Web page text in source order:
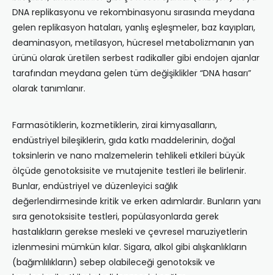
DNA replikasyonu ve rekombinasyonu sırasında meydana
gelen replikasyon hataları, yanlış eşleşmeler, baz kayıpları,
deaminasyon, metilasyon, hücresel metabolizmanın yan
ürünü olarak üretilen serbest radikaller gibi endojen ajanlar
tarafından meydana gelen tüm değişiklikler “DNA hasarı”
olarak tanımlanır.
Farmasötiklerin, kozmetiklerin, zirai kimyasalların,
endüstriyel bileşiklerin, gıda katkı maddelerinin, doğal
toksinlerin ve nano malzemelerin tehlikeli etkileri büyük
ölçüde genotoksisite ve mutajenite testleri ile belirlenir.
Bunlar, endüstriyel ve düzenleyici sağlık
değerlendirmesinde kritik ve erken adımlardır. Bunların yanı
sıra genotoksisite testleri, popülasyonlarda gerek
hastalıkların gerekse mesleki ve çevresel maruziyetlerin
izlenmesini mümkün kılar. Sigara, alkol gibi alışkanlıkların
(bağımlılıkların) sebep olabileceği genotoksik ve